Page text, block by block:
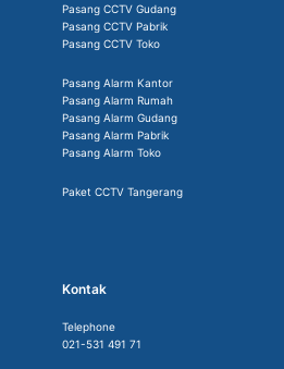
Pasang CCTV Gudang
Pasang CCTV Pabrik
Pasang CCTV Toko
Pasang Alarm Kantor
Pasang Alarm Rumah
Pasang Alarm Gudang
Pasang Alarm Pabrik
Pasang Alarm Toko
Paket CCTV Tangerang
Kontak
Telephone
021-531 491 71